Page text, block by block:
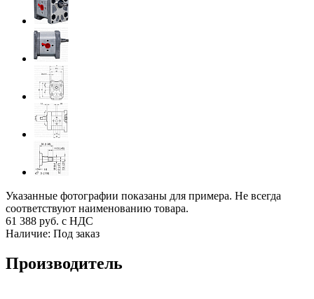
Указанные фотографии показаны для примера. Не всегда
соответствуют наименованию товара.
61 388 руб. с НДС
Наличие: Под заказ
Производитель